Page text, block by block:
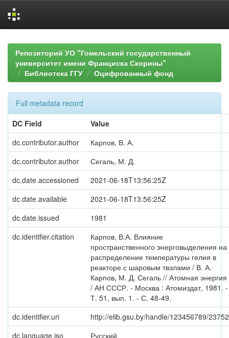
navigationРепозиторий УО "Гомельский государственный
университет имени Франциска Скорины"
Библиотека ГГУ
Оцифрованный фонд
Full metadata record
DC Field
Value
dc.contributor.author
Карпов, В. А.
dc.contributor.author
Сегаль, М. Д.
dc.date.accessioned
2021-06-18T13:56:25Z
dc.date.available
2021-06-18T13:56:25Z
dc.date.issued
1981
dc.identifier.citation
Карпов, В.А. Влияние
пространственного энерговыделения на
распределение температуры гелия в
реакторе с шаровым твэлами / В. А.
Карпов, М. Д. Сегаль // Атомная энергия
/ АН СССР. - Москва : Атомиздат, 1981. -
Т. 51, вып. 1. - С. 48-49.
dc.identifier.uri
http://elib.gsu.by/handle/123456789/23752
dc.language.iso
Русский